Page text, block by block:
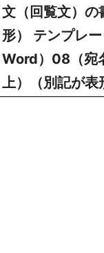
文（回覧文）の
形） テンプレ
Word）08（宛
上）（別記が表